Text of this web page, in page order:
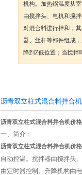
机构。加热锅温度从
由搅拌头、电机和搅
对混合料进行拌和，
器、丝杆等部件组成
降到Z低位置；当搅拌
沥青双立柱式混合料拌合
沥青双立柱式混合料拌合机价格
一、简介：
沥青双立柱式混合料拌合机价格
自动控温。搅拌器由搅拌头
由定时器控制。升降机构由